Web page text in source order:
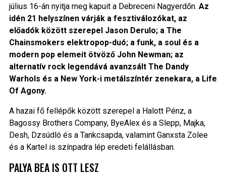
július 16-án nyitja meg kapuit a Debreceni Nagyerdőn. Az
idén 21 helyszínen várják a fesztiválozókat, az
előadók között szerepel Jason Derulo; a The
Chainsmokers elektropop-duó; a funk, a soul és a
modern pop elemeit ötvöző John Newman; az
alternatív rock legendává avanzsált The Dandy
Warhols és a New York-i metálszíntér zenekara, a Life
Of Agony.
A hazai fő fellépők között szerepel a Halott Pénz, a
Bagossy Brothers Company, ByeAlex és a Slepp, Majka,
Desh, Dzsúdló és a Tankcsapda, valamint Ganxsta Zolee
és a Kartel is színpadra lép eredeti felállásban.
PALYA BEA IS OTT LESZ